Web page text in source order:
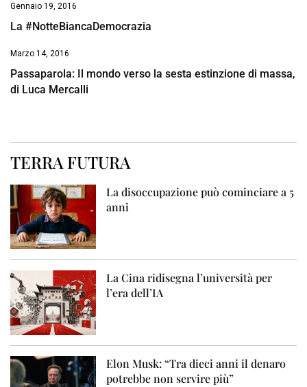
Gennaio 19, 2016
La #NotteBiancaDemocrazia
Marzo 14, 2016
Passaparola: Il mondo verso la sesta estinzione di massa,
di Luca Mercalli
TERRA FUTURA
La disoccupazione può cominciare a 5
anni
La Cina ridisegna l’università per
l’era dell’IA
Elon Musk: “Tra dieci anni il denaro
potrebbe non servire più”